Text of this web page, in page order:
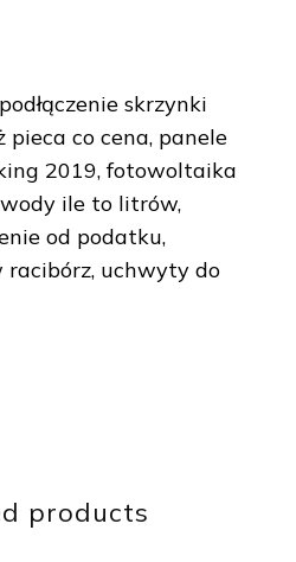
skrzynki
pieca co cena, panele
2019, fotowoltaika
wody ile to litrów,
od podatku,
uchwyty do
products